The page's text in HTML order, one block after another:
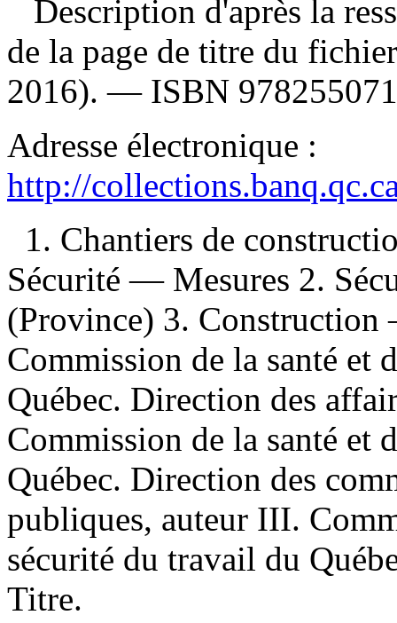
Description d'après la
de la page de titre du
2016). — ISBN
Adresse électronique :
http://
1. Chantiers de
Sécurité — Mesures 2.
(Province) 3.
Commission de la santé et
Québec. Direction des
Commission de la santé et
Québec. Direction des
publiques, auteur III.
sécurité du travail du
Titre.